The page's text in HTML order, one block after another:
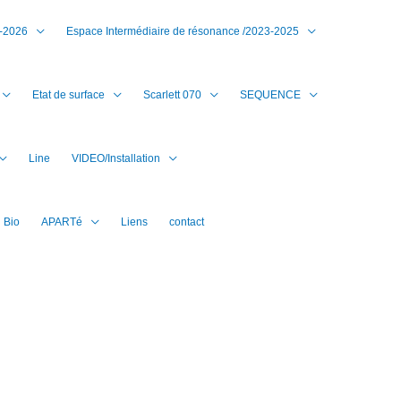
2026 Espace Intermédiaire de résonance /2023-2025
Etat de surface Scarlett 070 SEQUENCE
Line VIDEO/Installation
Bio APARTé Liens contact